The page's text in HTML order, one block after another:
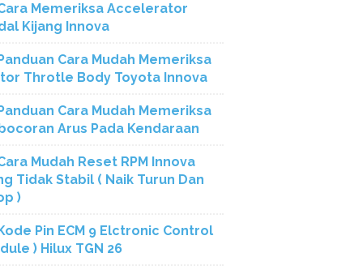
Memeriksa Accelerator
Kijang Innova
Cara Mudah Memeriksa
Throtle Body Toyota Innova
Cara Mudah Memeriksa
Arus Pada Kendaraan
Mudah Reset RPM Innova
Tidak Stabil ( Naik Turun Dan
)
Pin ECM 9 Elctronic Control
) Hilux TGN 26